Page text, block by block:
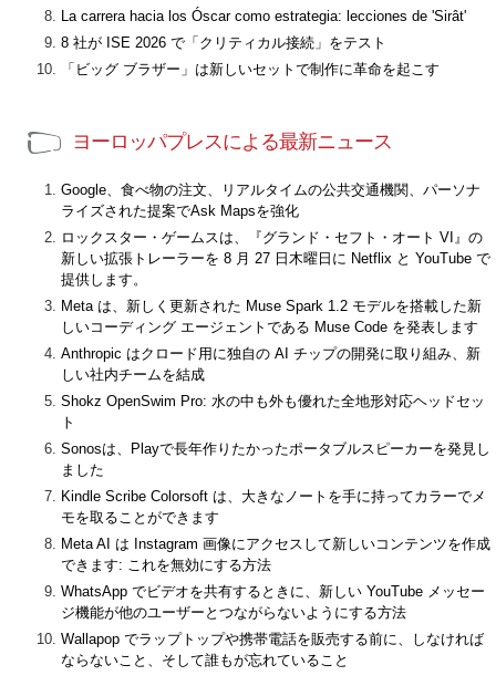
La carrera hacia los Óscar como estrategia: lecciones de 'Sirât'
8 社が ISE 2026 で「クリティカル接続」をテスト
「ビッグ ブラザー」は新しいセットで制作に革命を起こす
ヨーロッパプレスによる最新ニュース
Google、食べ物の注文、リアルタイムの公共交通機関、パーソナ
ライズされた提案でAsk Mapsを強化
ロックスター・ゲームスは、『グランド・セフト・オート VI』の
新しい拡張トレーラーを 8 月 27 日木曜日に Netflix と YouTube で
提供します。
Meta は、新しく更新された Muse Spark 1.2 モデルを搭載した新
しいコーディング エージェントである Muse Code を発表します
Anthropic はクロード用に独自の AI チップの開発に取り組み、新
しい社内チームを結成
Shokz OpenSwim Pro: 水の中も外も優れた全地形対応ヘッドセッ
ト
Sonosは、Playで長年作りたかったポータブルスピーカーを発見し
ました
Kindle Scribe Colorsoft は、大きなノートを手に持ってカラーでメ
モを取ることができます
Meta AI は Instagram 画像にアクセスして新しいコンテンツを作成
できます: これを無効にする方法
WhatsApp でビデオを共有するときに、新しい YouTube メッセー
ジ機能が他のユーザーとつながらないようにする方法
Wallapop でラップトップや携帯電話を販売する前に、しなければ
ならないこと、そして誰もが忘れていること